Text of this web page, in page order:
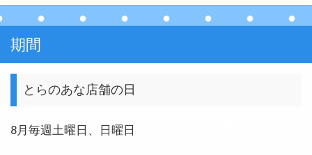
期間
とらのあな店舗の日
8月毎週土曜日、日曜日